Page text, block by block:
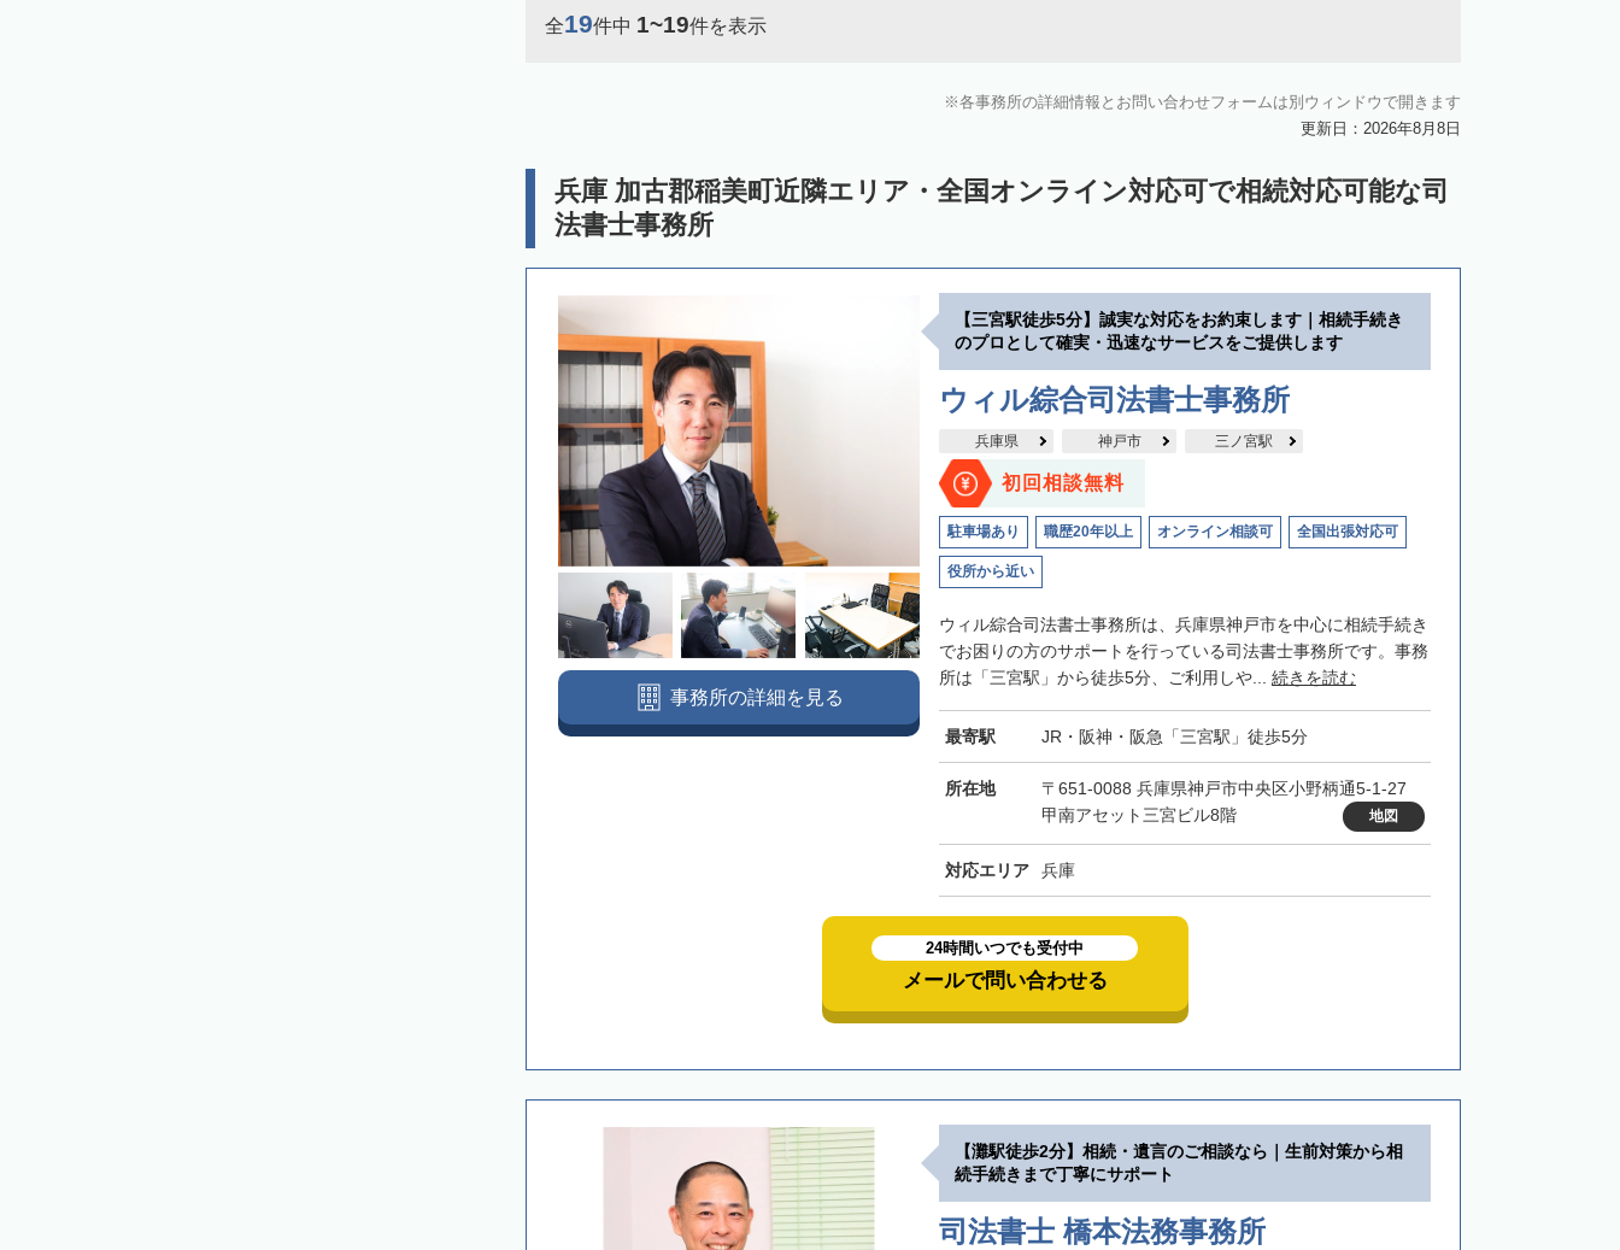
全19件中 1~19件を表示
各事務所の詳細情報とお問い合わせフォームは別ウィンドウで開きます
更新日：2026年8月8日
兵庫 加古郡稲美町近隣エリア・全国オンライン対応可で相続対応可能な司
法書士事務所
【三宮駅徒歩5分】誠実な対応をお約束します｜相続手続き
のプロとして確実・迅速なサービスをご提供します
ウィル綜合司法書士事務所
兵庫県 神戸市 三ノ宮駅
初回相談無料
駐車場あり 職歴20年以上 オンライン相談可 全国出張対応可
役所から近い
ウィル綜合司法書士事務所は、兵庫県神戸市を中心に相続手続き
でお困りの方のサポートを行っている司法書士事務所です。事務
所は「三宮駅」から徒歩5分、ご利用しや... 続きを読む
最寄駅 JR・阪神・阪急「三宮駅」徒歩5分
所在地
〒651-0088 兵庫県神戸市中央区小野柄通5-1-27
甲南アセット三宮ビル8階
地図
対応エリア 兵庫
事務所の詳細を見る
24時間いつでも受付中
メールで問い合わせる
【灘駅徒歩2分】相続・遺言のご相談なら｜生前対策から相
続手続きまで丁寧にサポート
司法書士 橋本法務事務所